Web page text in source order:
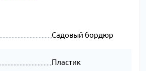
Садовый бордюр
Пластик